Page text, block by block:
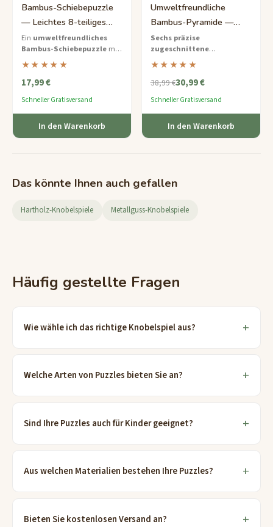
Bambus-Schiebepuzzle
— Leichtes 8-teiliges
Zahlen-Schiebespiel
Ein umweltfreundliches
Bambus-Schiebepuzzlemit
acht nummerierten Kacheln in
einem kompakten 3x3-
Rahmen – ein achtsames
interpretiert.
★★★★★
17,99 €
Schneller Gratisversand
In den Warenkorb
Umweltfreundliche
Bambus-Pyramide —
Schweres 6-Teile-
Stapelpuzzle
Sechs präzise
zugeschnittene
Bambusteile
richtigen Reihenfolge gestapelt
und miteinander verbunden
gestufte Pyramide zu bilden.
★★★★★
38,99 €30,99 €
Schneller Gratisversand
In den Warenkorb
Das könnte Ihnen auch gefallen
Hartholz-Knobelspiele Metallguss-Knobelspiele
Häufig gestellte Fragen
Wie wähle ich das richtige Knobelspiel aus?
Welche Arten von Puzzles bieten Sie an?
Sind Ihre Puzzles auch für Kinder geeignet?
Aus welchen Materialien bestehen Ihre Puzzles?
Bieten Sie kostenlosen Versand an?